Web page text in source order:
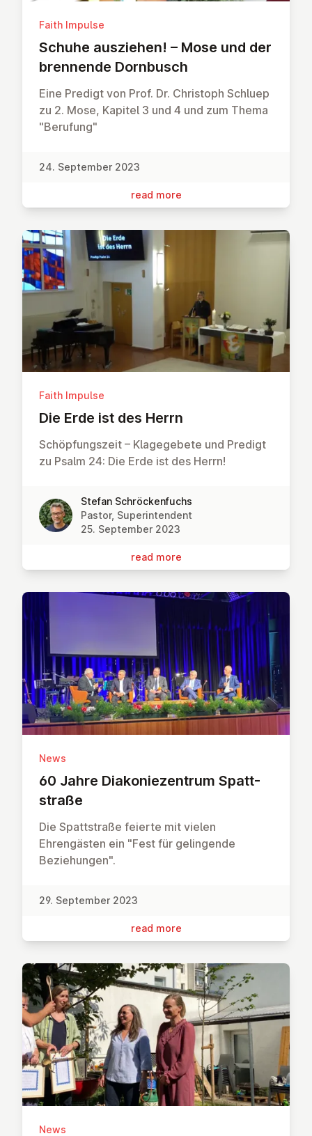
Faith Impulse
Schuhe ausziehen! – Mose und der
brennende Dornbusch
Eine Predigt von Prof. Dr. Christoph Schluep
zu 2. Mose, Kapitel 3 und 4 und zum Thema
"Berufung"
24. September 2023
read more
Faith Impulse
Die Erde ist des Herrn
Schöpfungszeit – Klagegebete und Predigt
zu Psalm 24: Die Erde ist des Herrn!
Stefan Schröckenfuchs
Pastor, Superintendent
25. September 2023
read more
News
60 Jahre Diakoniezen­trum Spatt­
straße
Die Spattstraße feierte mit vielen
Ehrengästen ein "Fest für gelingende
Beziehungen".
29. September 2023
read more
News